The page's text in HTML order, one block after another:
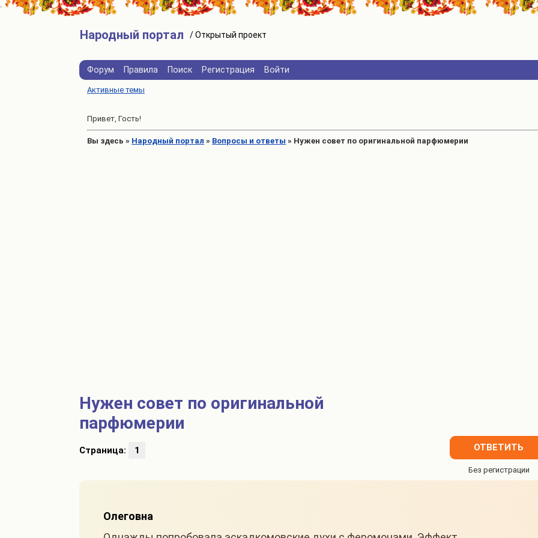
Народный портал
Форум Правила Поиск Регистрация Войти
Активные темы
Привет, Гость!
Вы здесь » Народный портал » Вопросы и ответы » Нужен совет по оригинальной парфюмерии
Нужен совет по оригинальной
парфюмерии
Страница: 1 ОТВЕТИТЬ
Олеговна